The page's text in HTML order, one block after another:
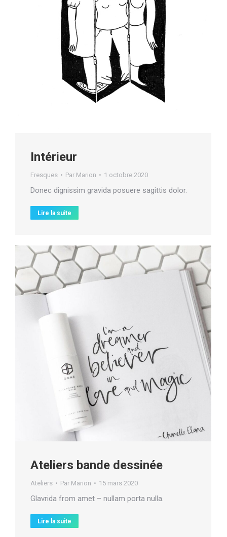
Intérieur
Fresques Par Marion 1 octobre 2020
Donec dignissim gravida posuere sagittis dolor.
Lire la suite
Ateliers bande dessinée
Ateliers Par Marion 15 mars 2020
Glavrida from amet – nullam porta nulla.
Lire la suite